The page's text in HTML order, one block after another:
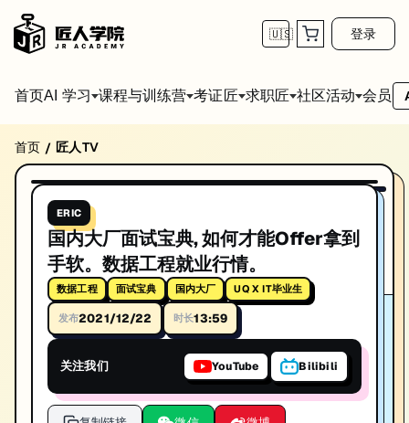
🇺🇸 登录
首页AI 学习 课程与训练营 考证匠 求职匠 社区活动 会员
国内大厂面试宝典, 如何才能Offer拿到手软。
系列: Eric
国内大厂面试宝典, 如何才能Offer拿到手软。数据工程就业行情。。深
标签: 数据工程, 面试宝典, 国内大厂, UQ X IT毕业生
时长: 13:59
发布日期: 2021/12/22
本视频由匠人学院提供，涵盖数据工程相关知识点，帮助你系统学习和
首页 / 匠人TV
播放视频
ERIC
国内大厂面试宝典, 如何才能Offer拿到
手软。数据工程就业行情。
数据工程 面试宝典 国内大厂 UQ X IT毕业生
发布2021/12/22 时长13:59
关注我们 YouTube Bilibili